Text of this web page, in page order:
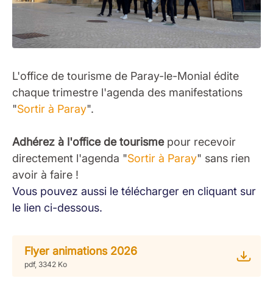
L'office de tourisme de Paray-le-Monial édite
chaque trimestre l'agenda des manifestations
"Sortir à Paray".
Adhérez à l'office de tourismepour recevoir
directement l'agenda "Sortir à Paray" sans rien
avoir à faire !
Vous pouvez aussi le télécharger en cliquant sur
le lien ci-dessous.
Flyer animations 2026
pdf, 3342 Ko